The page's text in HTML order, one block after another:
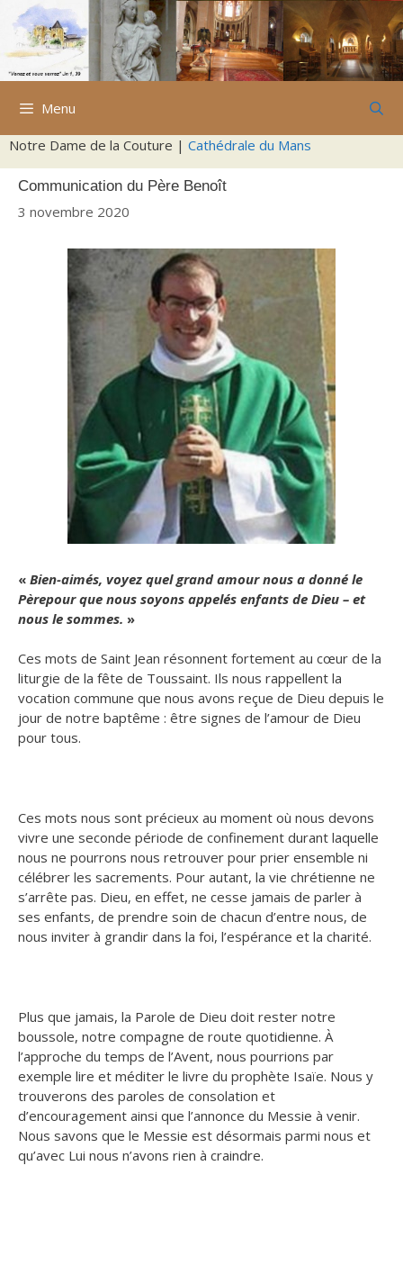
Aller
contenu
Menu
Notre Dame de la Couture | Cathédrale du Mans
Communication du Père Benoît
3 novembre 2020
« Bien-aimés, voyez quel grand amour nous a donné le
Pèrepour que nous soyons appelés enfants de Dieu – et
nous le sommes. »
Ces mots de Saint Jean résonnent fortement au cœur de la
liturgie de la fête de Toussaint. Ils nous rappellent la
vocation commune que nous avons reçue de Dieu depuis le
jour de notre baptême : être signes de l’amour de Dieu
pour tous.
Ces mots nous sont précieux au moment où nous devons
vivre une seconde période de confinement durant laquelle
nous ne pourrons nous retrouver pour prier ensemble ni
célébrer les sacrements. Pour autant, la vie chrétienne ne
s’arrête pas. Dieu, en effet, ne cesse jamais de parler à
ses enfants, de prendre soin de chacun d’entre nous, de
nous inviter à grandir dans la foi, l’espérance et la charité.
Plus que jamais, la Parole de Dieu doit rester notre
boussole, notre compagne de route quotidienne. À
l’approche du temps de l’Avent, nous pourrions par
exemple lire et méditer le livre du prophète Isaïe. Nous y
trouverons des paroles de consolation et
d’encouragement ainsi que l’annonce du Messie à venir.
Nous savons que le Messie est désormais parmi nous et
qu’avec Lui nous n’avons rien à craindre.